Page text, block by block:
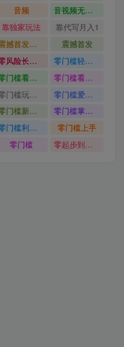
音频
音视频无损切割剪辑神器
靠独家玩法
靠代写月入1
震撼首发小白利用电脑做游戏搬砖
震撼首发
零风险长期做
零门槛轻资产创业
零门槛看完就能上手只需一部手机轻松日收30
零门槛看完就能上手
零门槛玩转伙伴计划与精选独家
零门槛爱奇艺变现冷门赛道
零门槛新手快速入门闲鱼电商日赚百元
零门槛掌握汽车赛道变现玩法
零门槛利用AI
零门槛上手
零门槛 零起步到独立实操